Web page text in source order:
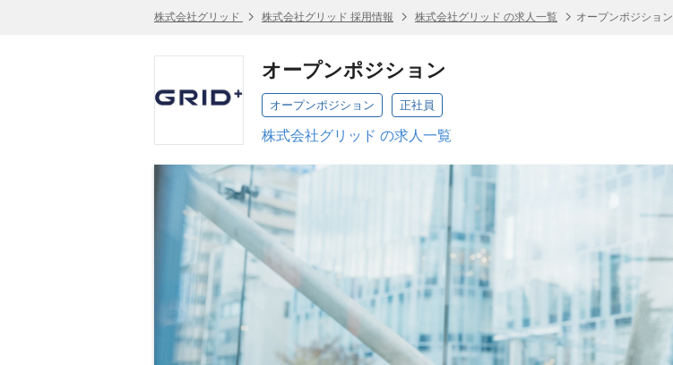
株式会社グリッド 株式会社グリッド 採用情報 株式会社グリッド の求人一覧 オープンポジション
オープンポジション
オープンポジション 正社員
株式会社グリッド の求人一覧